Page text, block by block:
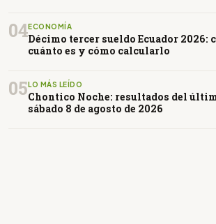
04ECONOMÍA
Décimo tercer sueldo Ecuador 2026:
cuánto es y cómo calcularlo
05LO MÁS LEÍDO
Chontico Noche: resultados del
sábado 8 de agosto de 2026